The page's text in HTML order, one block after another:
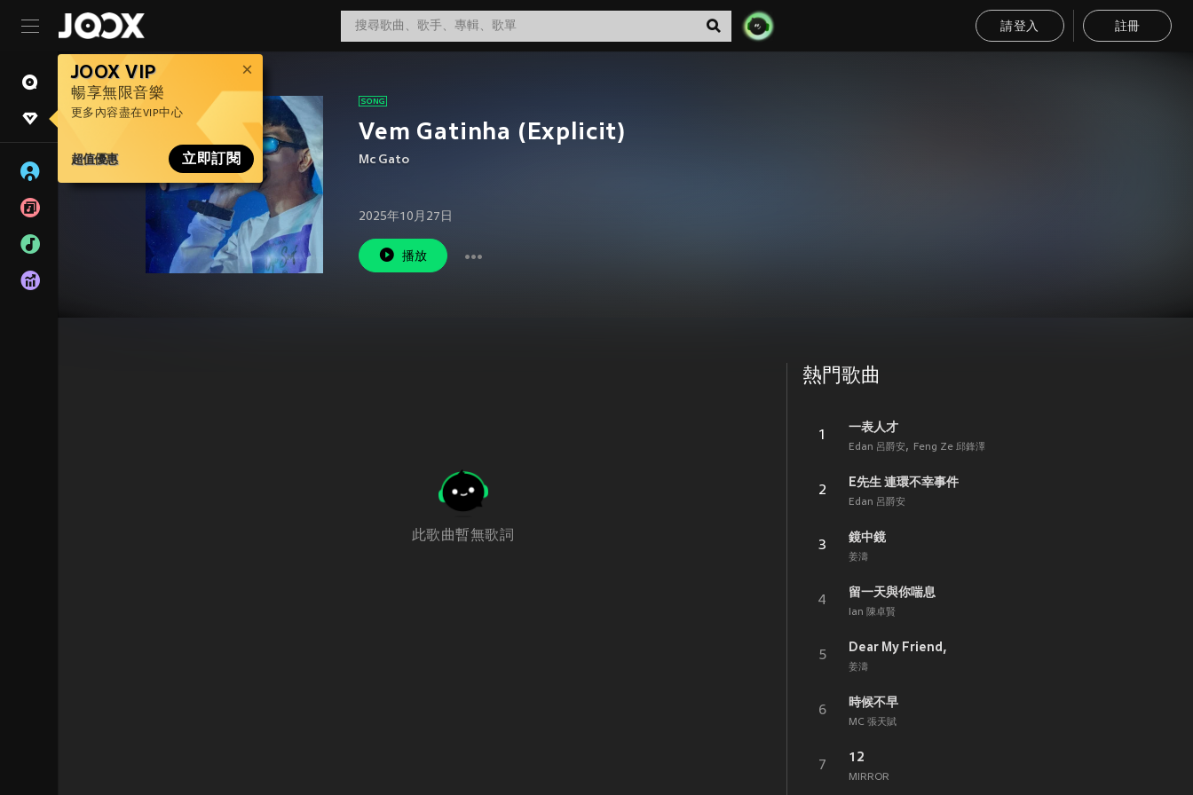
請登入 註冊
JOOX VIP
暢享無限音樂
更多內容盡在VIP中心
超值優惠 立即訂閱
Vem Gatinha (Explicit)
Mc Gato
2025年10月27日
播放
此歌曲暫無歌詞
熱門歌曲
1
一表人才
Edan 呂爵安 Feng Ze 邱鋒澤
2
E先生 連環不幸事件
Edan 呂爵安
3
鏡中鏡
姜濤
4
留一天與你喘息
Ian 陳卓賢
5
Dear My Friend,
姜濤
6
時候不早
MC 張天賦
7
12
MIRROR